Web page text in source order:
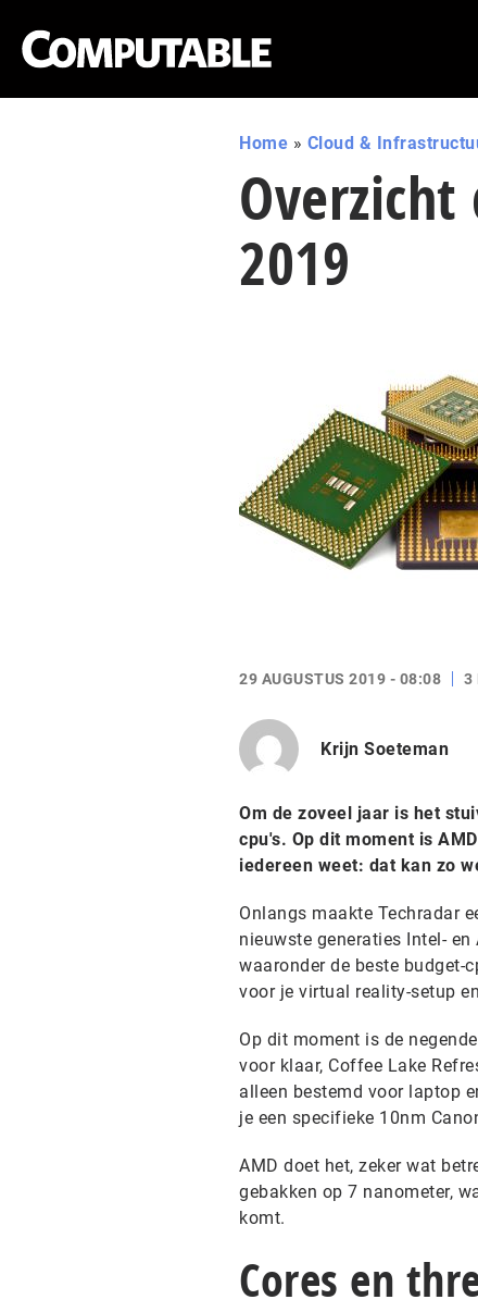
Home » Cloud &
2019
29 AUGUSTUS 2019 - 08:08 3
Krijn Soeteman
Om de zoveel jaar is het
cpu's. Op dit moment is
iedereen weet: dat kan zo
Onlangs maakte Techradar
nieuwste generaties Intel-
waaronder de beste budget-
voor je virtual reality-setup
Op dit moment is de
voor klaar, Coffee Lake
alleen bestemd voor laptop
je een specifieke 10nm
AMD doet het, zeker wat
gebakken op 7 nanometer,
komt.
Cores en